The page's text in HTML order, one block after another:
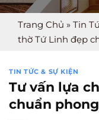
Trang Chủ » Tin
thờ Tứ Linh đẹp
TIN TỨC & SỰ KIỆN
Tư vấn lựa
chuẩn